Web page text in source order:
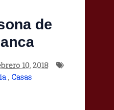
de
10, 2018
, Casas